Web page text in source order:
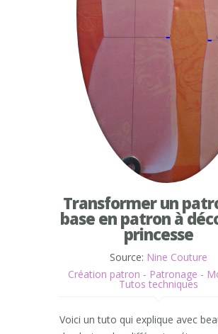
Transformer un
base en patron à
princesse
Source: Nine Couture
Création patron - Patronage -
Tutos techniques
Voici un tuto qui explique avec